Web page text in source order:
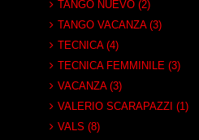
TANGO NUEVO (2)
TANGO VACANZA (3)
TECNICA (4)
TECNICA FEMMINILE (3)
VACANZA (3)
VALERIO SCARAPAZZI (1)
VALS (8)